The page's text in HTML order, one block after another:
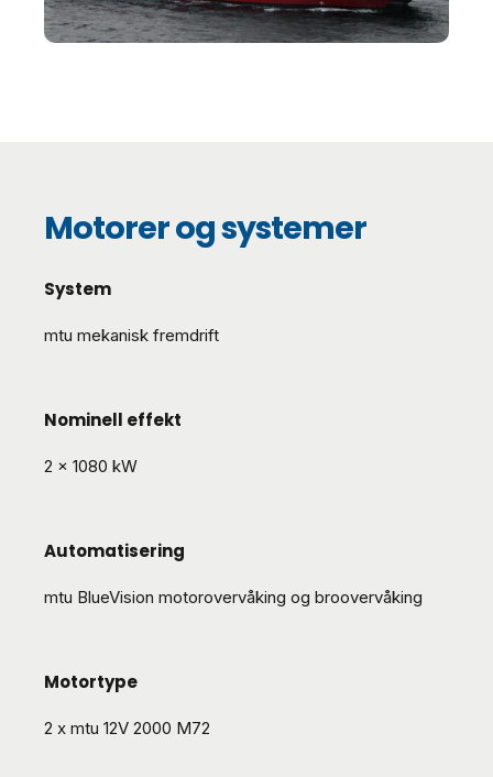
Motorer og systemer
System
mtu mekanisk fremdrift
Nominell effekt
2 x 1080 kW
Automatisering
mtu BlueVision motoro​vervåking og broovervåking
Motortype
2 x mtu 12V 2000 M72